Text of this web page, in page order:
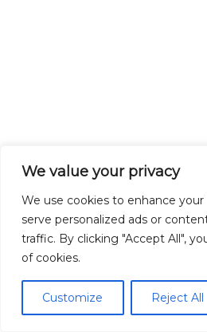
We value your privacy
We use cookies to enhance
serve personalized ads or
traffic. By clicking "Accept All",
of cookies.
Customize Reject All